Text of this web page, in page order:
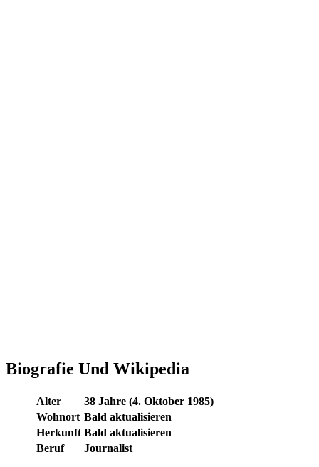
Biografie Und Wikipedia
Alter
38 Jahre (4. Oktober 1985)
Wohnort Bald aktualisieren
Herkunft Bald aktualisieren
Beruf
Journalist